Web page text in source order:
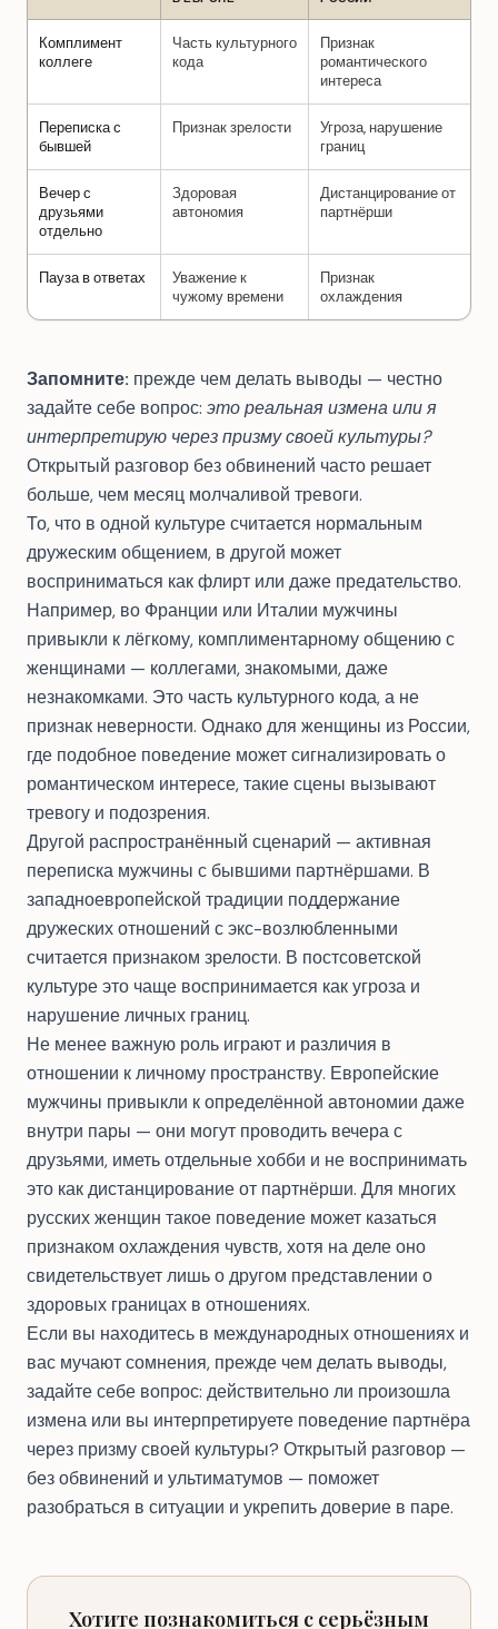
Комплимент
коллеге
Часть культурного
кода
Признак
романтического
интереса
Переписка с
бывшей
Признак зрелости
Угроза, нарушение
границ
Вечер с
друзьями
отдельно
Здоровая
автономия
Дистанцирование от
партнёрши
Пауза в ответах
Уважение к
чужому времени
Признак
охлаждения
Запомните: прежде чем делать выводы — честно
задайте себе вопрос: это реальная измена или я
интерпретирую через призму своей культуры?
Открытый разговор без обвинений часто решает
больше, чем месяц молчаливой тревоги.
То, что в одной культуре считается нормальным
дружеским общением, в другой может
восприниматься как флирт или даже предательство.
Например, во Франции или Италии мужчины
привыкли к лёгкому, комплиментарному общению с
женщинами — коллегами, знакомыми, даже
незнакомками. Это часть культурного кода, а не
признак неверности. Однако для женщины из России,
где подобное поведение может сигнализировать о
романтическом интересе, такие сцены вызывают
тревогу и подозрения.
Другой распространённый сценарий — активная
переписка мужчины с бывшими партнёршами. В
западноевропейской традиции поддержание
дружеских отношений с экс-возлюбленными
считается признаком зрелости. В постсоветской
культуре это чаще воспринимается как угроза и
нарушение личных границ.
Не менее важную роль играют и различия в
отношении к личному пространству. Европейские
мужчины привыкли к определённой автономии даже
внутри пары — они могут проводить вечера с
друзьями, иметь отдельные хобби и не воспринимать
это как дистанцирование от партнёрши. Для многих
русских женщин такое поведение может казаться
признаком охлаждения чувств, хотя на деле оно
свидетельствует лишь о другом представлении о
здоровых границах в отношениях.
Если вы находитесь в международных отношениях и
вас мучают сомнения, прежде чем делать выводы,
задайте себе вопрос: действительно ли произошла
измена или вы интерпретируете поведение партнёра
через призму своей культуры? Открытый разговор —
без обвинений и ультиматумов — поможет
разобраться в ситуации и укрепить доверие в паре.
Хотите познакомиться с серьёзным